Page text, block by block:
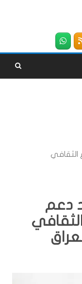
الثقافي
دعم